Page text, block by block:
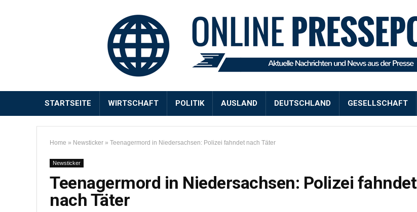
STARTSEITE WIRTSCHAFT POLITIK AUSLAND DEUTSCHLAND GESELLSCHAFT
Home » Newsticker » Teenagermord in Niedersachsen: Polizei fahndet nach Täter
Newsticker
Teenagermord in Niedersachsen: Polizei fahndet
nach Täter